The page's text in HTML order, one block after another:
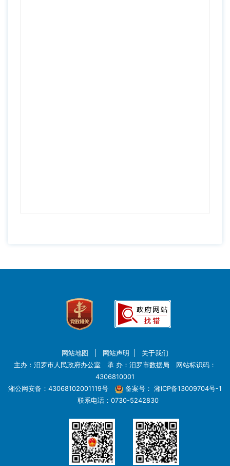
网站地图 网站声明
关于我们
主办：汨罗市人民政府办公室 承 办：汨罗市数据局 网站标识码：
4306810001
湘公网安备：43068102001119号
备案号： 湘ICP备13009704号-1
联系电话：0730-5242830